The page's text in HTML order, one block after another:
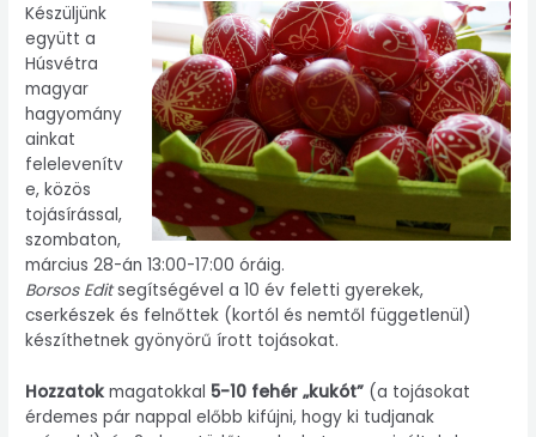
Készüljünk
együtt a
Húsvétra
magyar
hagyomány
ainkat
felelevenítv
e, közös
tojásírással,
szombaton,
március 28-án 13:00-17:00 óráig.
Borsos Editsegítségével a 10 év feletti gyerekek,
cserkészek és felnőttek (kortól és nemtől függetlenül)
készíthetnek gyönyörű írott tojásokat.
Hozzatok magatokkal 5-10 fehér „kukót” (a tojásokat
érdemes pár nappal előbb kifújni, hogy ki tudjanak